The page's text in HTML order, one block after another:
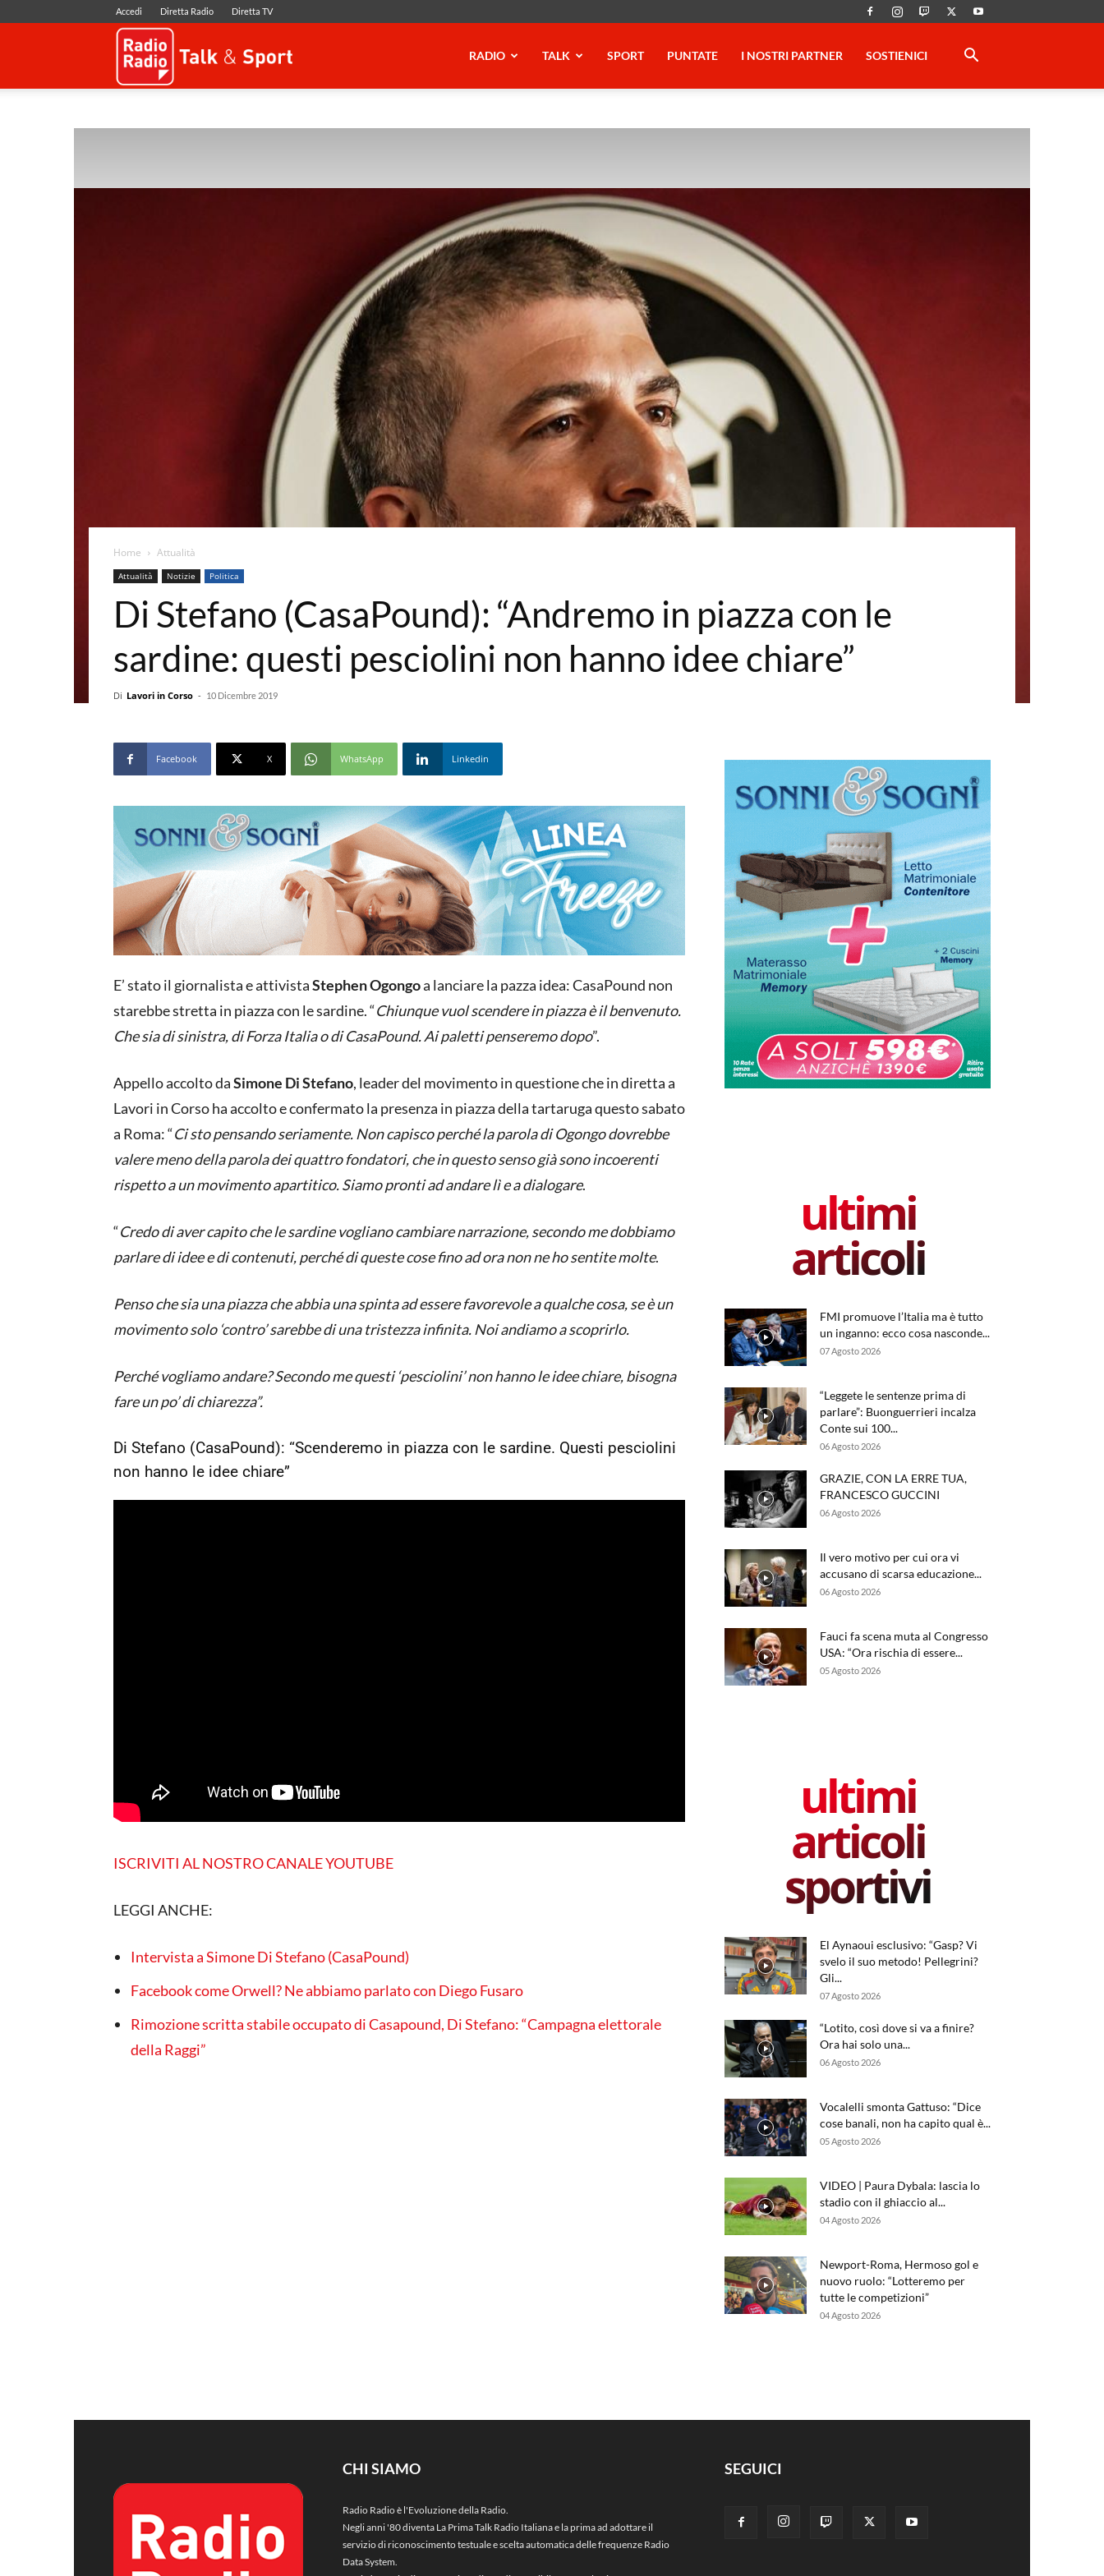
Accedi Diretta Radio Diretta TV
RADIO TALK SPORT PUNTATE I NOSTRI PARTNER SOSTIENICI
Home Attualità
Attualità Notizie Politica
Di Stefano (CasaPound): “Andremo in piazza con le
sardine: questi pesciolini non hanno idee chiare”
Di Lavori in Corso - 10 Dicembre 2019
Facebook X WhatsApp Linkedin
E’ stato il giornalista e attivistaStephen Ogongoa lanciare la pazza idea: CasaPound non
starebbe stretta in piazza con le sardine. “Chiunque vuol scendere in piazza è il benvenuto.
Che sia di sinistra, di Forza Italia o di CasaPound. Ai paletti penseremo dopo”.
Appello accolto daSimone Di Stefano, leader del movimento in questione che in diretta a
Lavori in Corso ha accolto e confermato la presenza in piazza della tartaruga questo sabato
a Roma: “Ci sto pensando seriamente. Non capisco perché la parola di Ogongo dovrebbe
valere meno della parola dei quattro fondatori, che in questo senso già sono incoerenti
rispetto a un movimento apartitico. Siamo pronti ad andare lì e a dialogare.
“Credo di aver capito che le sardine vogliano cambiare narrazione, secondo me dobbiamo
parlare di idee e di contenuti, perché di queste cose fino ad ora non ne ho sentite molte.
Penso che sia una piazza che abbia una spinta ad essere favorevole a qualche cosa, se è un
movimento solo ‘contro’ sarebbe di una tristezza infinita. Noi andiamo a scoprirlo.
Perché vogliamo andare? Secondo me questi ‘pesciolini’ non hanno le idee chiare, bisogna
fare un po’ di chiarezza”.
Di Stefano (CasaPound): “Scenderemo in piazza con le sardine. Questi pesciolini
non hanno le idee chiare”
ISCRIVITI AL NOSTRO CANALE YOUTUBE
LEGGI ANCHE:
Intervista a Simone Di Stefano (CasaPound)
Facebook come Orwell? Ne abbiamo parlato con Diego Fusaro
Rimozione scritta stabile occupato di Casapound, Di Stefano: “Campagna elettorale
della Raggi”
ultimi
articoli
FMI promuove l’Italia ma è tutto
un inganno: ecco cosa nasconde...
07 Agosto 2026
“Leggete le sentenze prima di
parlare”: Buonguerrieri incalza
Conte sui 100...
06 Agosto 2026
GRAZIE, CON LA ERRE TUA,
FRANCESCO GUCCINI
06 Agosto 2026
Il vero motivo per cui ora vi
accusano di scarsa educazione...
06 Agosto 2026
Fauci fa scena muta al Congresso
USA: “Ora rischia di essere...
05 Agosto 2026
ultimi
articoli
sportivi
El Aynaoui esclusivo: “Gasp? Vi
svelo il suo metodo! Pellegrini?
Gli...
07 Agosto 2026
“Lotito, così dove si va a finire?
Ora hai solo una...
06 Agosto 2026
Vocalelli smonta Gattuso: “Dice
cose banali, non ha capito qual è...
05 Agosto 2026
VIDEO | Paura Dybala: lascia lo
stadio con il ghiaccio al...
04 Agosto 2026
Newport-Roma, Hermoso gol e
nuovo ruolo: “Lotteremo per
tutte le competizioni”
04 Agosto 2026
CHI SIAMO
Radio Radio è l'Evoluzione della Radio.
Negli anni '80 diventa La Prima Talk Radio Italiana e la prima ad adottare il
servizio di riconoscimento testuale e scelta automatica delle frequenze Radio
Data System.
SEGUICI